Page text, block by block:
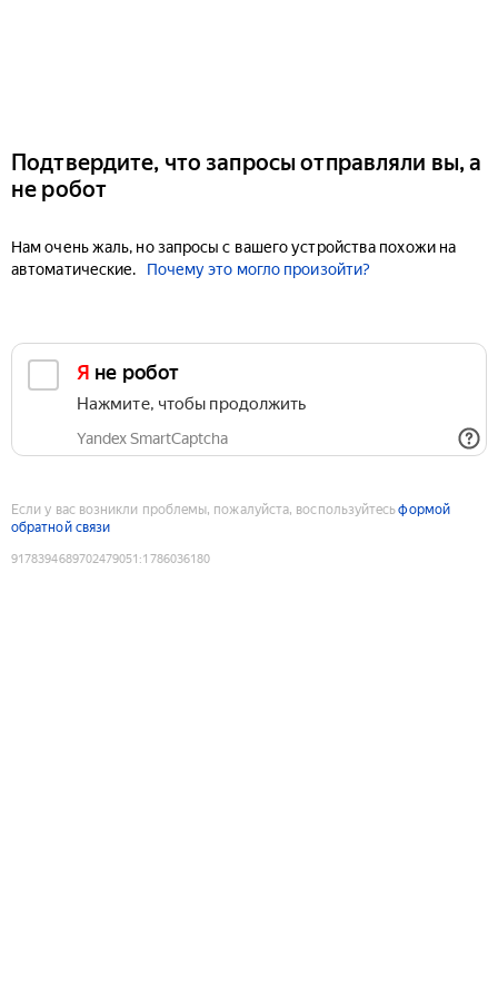
Подтвердите, что запросы отправляли вы, а
не робот
Нам очень жаль, но запросы с вашего устройства похожи на
автоматические.
Почему это могло произойти?
Я не робот
Нажмите, чтобы продолжить
Yandex SmartCaptcha
Если у вас возникли проблемы, пожалуйста, воспользуйтесьформой
обратной связи
9178394689702479051 :1786036180